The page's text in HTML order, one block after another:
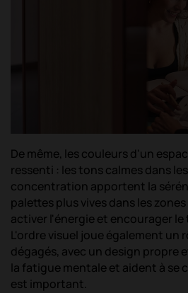
De même, les couleurs d'un
ressenti : les tons calmes dans
concentration apportent la
palettes plus vives dans les
activer l'énergie et encourager
L'ordre visuel joue également un
dégagés, avec un design propre
la fatigue mentale et aident à se
est important.